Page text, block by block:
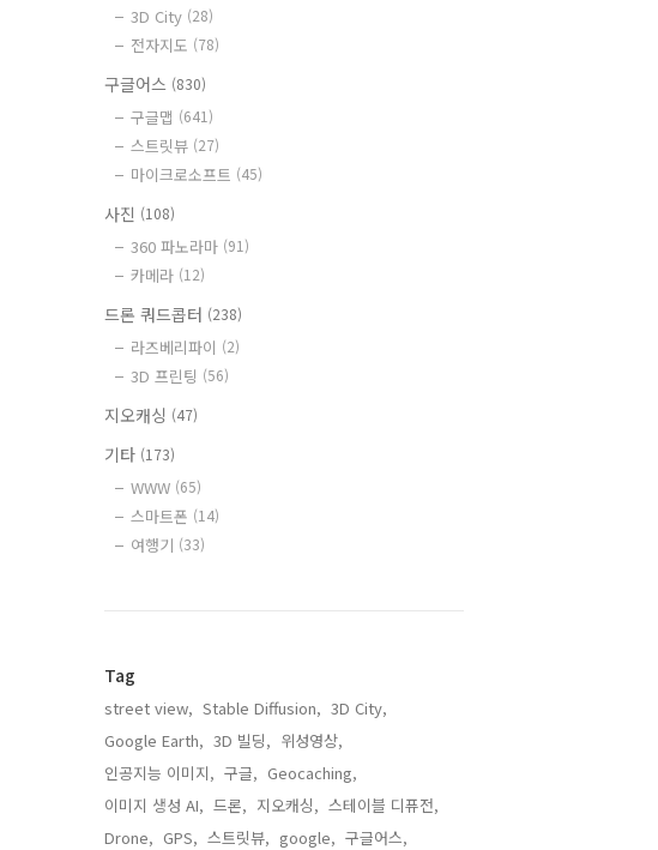
3D City (28)
전자지도 (78)
구글어스 (830)
구글맵 (641)
스트릿뷰 (27)
마이크로소프트 (45)
사진 (108)
360 파노라마 (91)
카메라 (12)
드론 쿼드콥터 (238)
라즈베리파이 (2)
3D 프린팅 (56)
지오캐싱 (47)
기타 (173)
WWW (65)
스마트폰 (14)
여행기 (33)
Tag
street view, Stable Diffusion, 3D City,
Google Earth, 3D 빌딩, 위성영상,
인공지능 이미지, 구글, Geocaching,
이미지 생성 AI, 드론, 지오캐싱, 스테이블 디퓨전,
Drone, GPS, 스트릿뷰, google, 구글어스,